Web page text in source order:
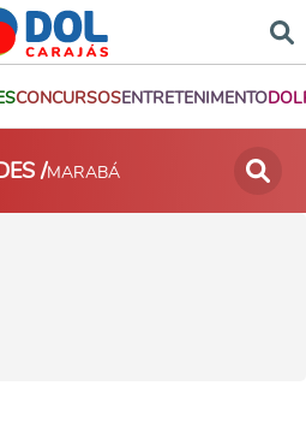
CONCURSOSENTRETENIMENTO
/MARABÁ